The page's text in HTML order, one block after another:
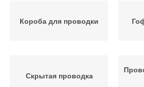
Короба для проводки
Скрытая проводка